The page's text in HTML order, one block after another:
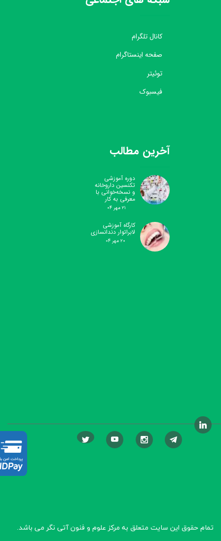
آخرین مطالب
دوره آموزشی
تکنسین داروخانه
و نسخه‌خوانی با
معرفی به کار
۲۱ مهر ۰۴
کارگاه آموزشی
لابراتوار دندانسازی
۲۰ مهر ۰۴
کانال تلگرام
صفحه اینستاگرام
توئیتر
فیسبوک
تمام حقوق این سایت متعلق به مرکز علوم و فنون آتی نگر می باشد.